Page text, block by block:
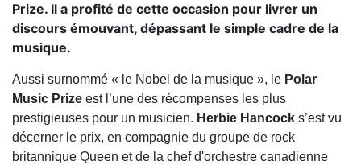
Prize. Il a profité de cette occasion pour livrer un
discours émouvant, dépassant le simple cadre de la
musique.
Aussi surnommé « le Nobel de la musique », le Polar
Music Prize est l’une des récompenses les plus
prestigieuses pour un musicien. Herbie Hancock s’est vu
décerner le prix, en compagnie du groupe de rock
britannique Queen et de la chef d'orchestre canadienne